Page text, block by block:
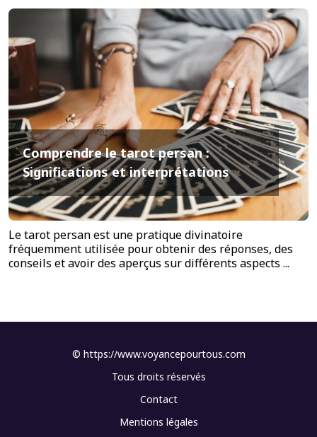
Comprendre le tarot persan :
Significations et interprétations
Le tarot persan est une pratique divinatoire
fréquemment utilisée pour obtenir des réponses, des
conseils et avoir des aperçus sur différents aspects ...
© https://www.voyancepourtous.com
Tous droits réservés
Contact
Mentions légales